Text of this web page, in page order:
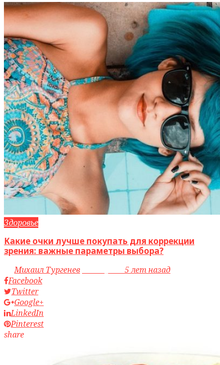
Здоровье
Какие очки лучше покупать для коррекции
зрения: важные параметры выбора?
byМихаил Тургенев
5 лет назад
Facebook
Twitter
Google+
LinkedIn
Pinterest
share